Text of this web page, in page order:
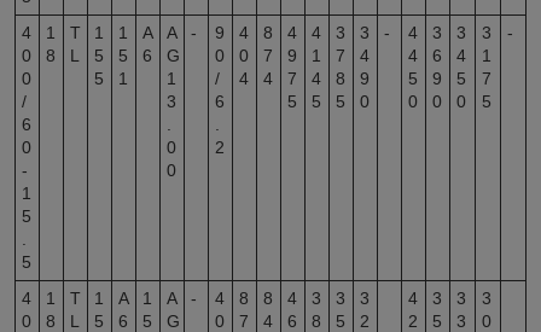
4
0
0
/
6
0
-
1
5
5
1
8
T
L
1
5
5
1
5
1
A
6
A
G
1
3
0
0
-
9
0
/
6
2
4
0
4
8
7
4
4
9
7
5
4
1
4
5
3
7
8
5
3
4
9
0
-
4
4
5
0
3
6
9
0
3
4
5
0
3
1
7
5
-
4
0
1
8
T
L
1
5
A
6
1
5
A
G
-
4
0
8
7
8
4
4
6
3
8
3
5
3
2
4
2
3
5
3
3
3
0